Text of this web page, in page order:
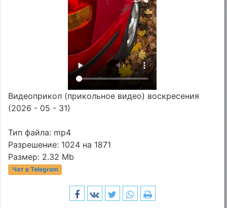
Видеоприкол (прикольное видео) воскресения
(2026 - 05 - 31)
Тип файла: mp4
Разрешение: 1024 на 1871
Размер: 2.32 Mb
Чат в Telegram